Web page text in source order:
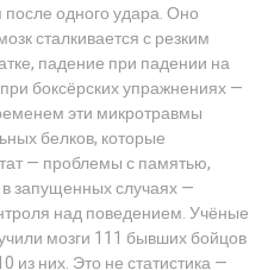
одного удара. Оно
сталкивается с резким
падение при падении на
боксёрских упражнениях —
эти микротравмы
белков, которые
— проблемы с памятью,
запущенных случаях —
над поведением. Учёные
мозги 111 бывших бойцов
из них. Это не статистика —